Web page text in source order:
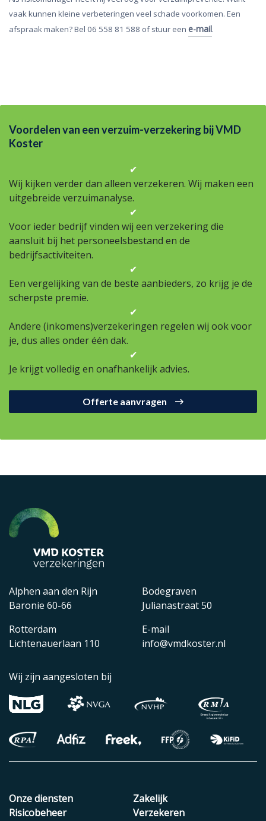
vaak kunnen kleine verbeteringen veel schade voorkomen. Een
afspraak maken? Bel 06 558 81 588 of stuur een e-mail.
Voordelen van een verzuim-verzekering bij VMD
Koster
✔
Wij kijken verder dan alleen verzekeren. Wij maken een
uitgebreide verzuimanalyse.
✔
Voor ieder bedrijf vinden wij een verzekering die
aansluit bij het personeelsbestand en de
bedrijfsactiviteiten.
✔
Een vergelijking van de beste aanbieders, zo krijg je de
scherpste premie.
✔
Andere (inkomens)verzekeringen regelen wij ook voor
je, dus alles onder één dak.
✔
Je krijgt volledig en onafhankelijk advies.
Offerte aanvragen
Alphen aan den Rijn
Baronie 60-66
Rotterdam
Lichtenauerlaan 110
Bodegraven
Julianastraat 50
E-mail
info@vmdkoster.nl
Wij zijn aangesloten bij
Onze diensten
Risicobeheer
Zakelijk
Verzekeren